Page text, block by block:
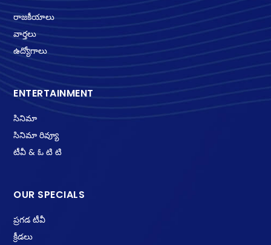
రాజకీయాలు
వార్తలు
ఉద్యోగాలు
ENTERTAINMENT
సినిమా
సినిమా రివ్యూ
టీవీ & ఓ టి టి
OUR SPECIALS
ప్రగడ టీవీ
క్రీడలు